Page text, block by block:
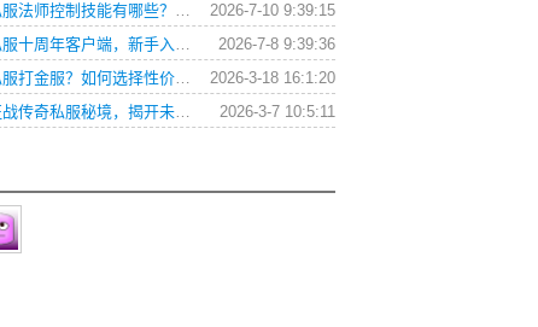
2026-7-10 9:39:15
传奇私服法师控制技能有哪些？如何巧妙运用制胜？
2026-7-8 9:39:36
传奇私服十周年客户端，新手入门有哪些必知技巧？
2026-3-18 16:1:20
传奇私服打金服？如何选择性价比最高的版本？
2026-3-7 10:5:11
如何征战传奇私服秘境，揭开未知宝藏之谜？